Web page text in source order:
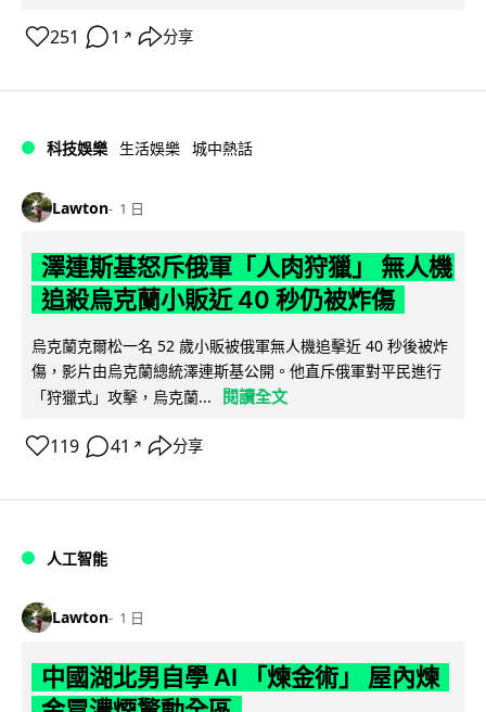
251 1 ↗ 分享
科技娛樂 生活娛樂 城中熱話
Lawton 1 日
澤連斯基怒斥俄軍「人肉狩獵」 無人機
追殺烏克蘭小販近 40 秒仍被炸傷
烏克蘭克爾松一名 52 歲小販被俄軍無人機追擊近 40 秒後被炸
傷，影片由烏克蘭總統澤連斯基公開。他直斥俄軍對平民進行
「狩獵式」攻擊，烏克蘭...
閱讀全文
119 41 ↗ 分享
人工智能
Lawton 1 日
中國湖北男自學 AI 「煉金術」 屋內煉